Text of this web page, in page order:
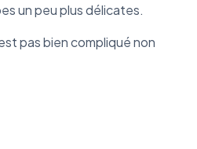
un peu plus délicates.
pas bien compliqué non